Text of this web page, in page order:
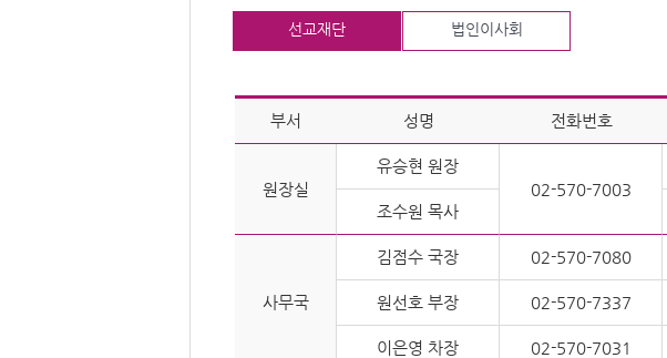
선교재단 법인이사회
부서 성명 전화번호
원장실
유승현 원장
02-570-7003
조수원 목사
사무국
김점수 국장 02-570-7080
원선호 부장 02-570-7337
이은영 차장 02-570-7031